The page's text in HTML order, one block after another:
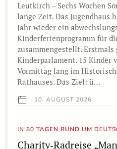
Leutkirch – Sechs Wochen
lange Zeit. Das Jugendhaus
Jahr wieder ein
Kinderferienprogramm für
zusammengestellt. Erstmals
Kinderparlament. 15 Kinder
Vormittag lang im
Rathauses. Das Ziel: ü…
10. AUGUST 2026
IN 80 TAGEN RUND UM
Charity‑Radreise